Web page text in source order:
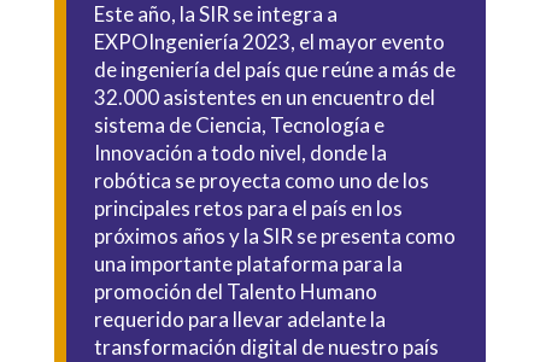
Este año, la SIR se integra a
EXPOIngeniería 2023, el mayor evento
de ingeniería del país que reúne a más de
32.000 asistentes en un encuentro del
sistema de Ciencia, Tecnología e
Innovación a todo nivel, donde la
robótica se proyecta como uno de los
principales retos para el país en los
próximos años y la SIR se presenta como
una importante plataforma para la
promoción del Talento Humano
requerido para llevar adelante la
transformación digital de nuestro país